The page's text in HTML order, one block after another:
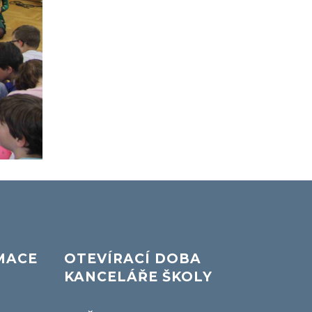
OTEVÍRACÍ DOBA
KANCELÁŘE ŠKOLY